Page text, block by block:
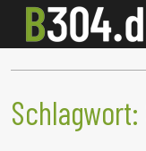
Schlagwort: